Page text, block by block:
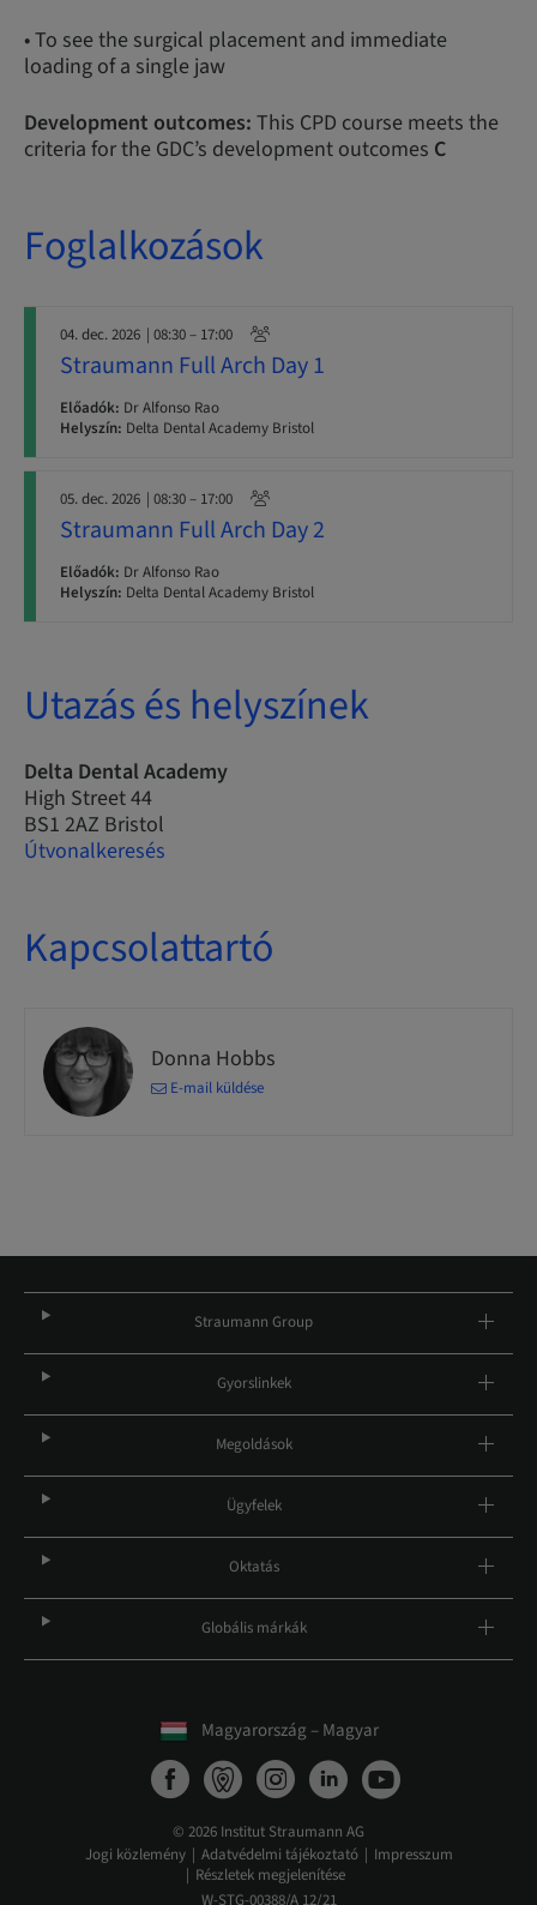
• To see the surgical placement and immediate
loading of a single jaw
Development outcomes: This CPD course meets the
criteria for the GDC’s development outcomes C
Foglalkozások
04. dec. 2026 | 08:30 – 17:00
Straumann Full Arch Day 1
Előadók: Dr Alfonso Rao
Helyszín: Delta Dental Academy Bristol
05. dec. 2026 | 08:30 – 17:00
Straumann Full Arch Day 2
Előadók: Dr Alfonso Rao
Helyszín: Delta Dental Academy Bristol
Utazás és helyszínek
Delta Dental Academy
High Street 44
BS1 2AZ Bristol
Útvonalkeresés
Kapcsolattartó
Donna Hobbs
E-mail küldése
Straumann Group
Gyorslinkek
Megoldások
Ügyfelek
Oktatás
Globális márkák
Magyarország – Magyar
© 2026 Institut Straumann AG
Jogi közlemény
Adatvédelmi tájékoztató
Impresszum
Részletek megjelenítése
W-STG-00388/A 12/21